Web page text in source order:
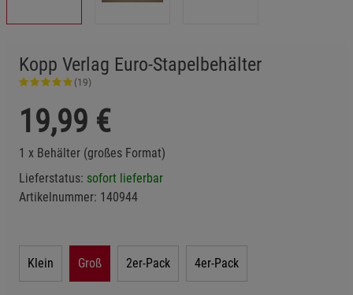
Kopp Verlag Euro-Stapelbehälter
(19)
19,99 €
1 x Behälter (großes Format)
Lieferstatus: sofort lieferbar
Artikelnummer: 140944
Klein Groß 2er-Pack 4er-Pack